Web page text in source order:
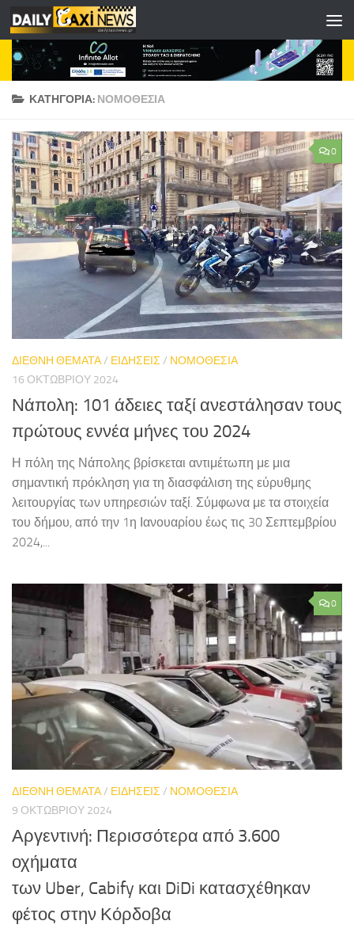
Skip to content
ΚΑΤΗΓΟΡΊΑ: ΝΟΜΟΘΕΣΙΑ
0
ΔΙΕΘΝΗ ΘΕΜΑΤΑ/ ΕΙΔΗΣΕΙΣ / ΝΟΜΟΘΕΣΙΑ
16 ΟΚΤΩΒΡΊΟΥ 2024
Νάπολη: 101 άδειες ταξί ανεστάλησαν τους
πρώτους εννέα μήνες του 2024
Η πόλη της Νάπολης βρίσκεται αντιμέτωπη με μια
σημαντική πρόκληση για τη διασφάλιση της εύρυθμης
λειτουργίας των υπηρεσιών ταξί. Σύμφωνα με τα στοιχεία
του δήμου, από την 1η Ιανουαρίου έως τις 30 Σεπτεμβρίου
2024,...
0
ΔΙΕΘΝΗ ΘΕΜΑΤΑ/ ΕΙΔΗΣΕΙΣ / ΝΟΜΟΘΕΣΙΑ
9 ΟΚΤΩΒΡΊΟΥ 2024
Αργεντινή: Περισσότερα από 3.600
οχήματα
των Uber, Cabify και DiDi κατασχέθηκαν
φέτος στην Κόρδοβα